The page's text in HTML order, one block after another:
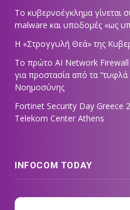
Το κυβερνοέγκλημα γίνεται
malware και υποδομές «ως
Η «Στρογγυλή Θεά» της
Tο πρώτο AI Network Firewall
για προστασία από τα “τυφλά
Νοημοσύνης
Fortinet Security Day Greece
Telekom Center Athens
INFOCOM TODAY